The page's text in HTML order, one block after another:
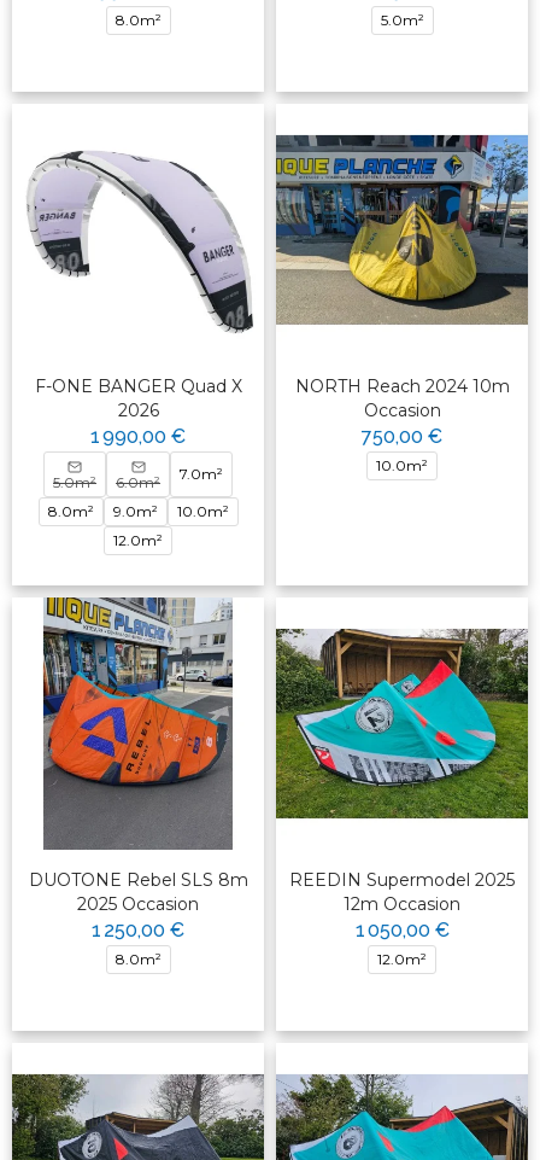
8.0m² 5.0m²
F-ONE BANGER Quad X
2026
1 990,00 €
5.0m² 6.0m² 7.0m²
8.0m² 9.0m²
10.0m²
12.0m²
NORTH Reach 2024 10m
Occasion
750,00 €
10.0m²
DUOTONE Rebel SLS 8m
2025 Occasion
1 250,00 €
8.0m²
REEDIN Supermodel 2025
12m Occasion
1 050,00 €
12.0m²